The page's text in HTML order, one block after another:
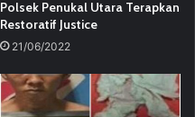
Polsek Penukal Utara Terapkan
Restoratif Justice
21/06/2022